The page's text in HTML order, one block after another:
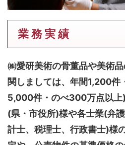
業 務 実 績
㈱愛研美術の骨董品や美術
関しましては、 年間1,200件
5,000件・のべ300万点以上)
(県・市役所)様や各士業(弁
計士、税理士、行政書士)様